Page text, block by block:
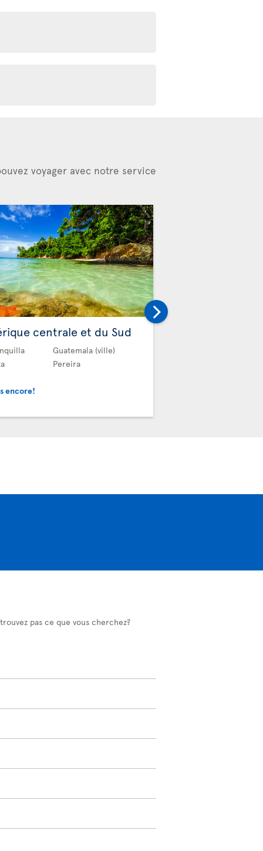
voyager avec notre service
centrale et du Sud
encore!
Guatemala (ville)
Pereira
pas ce que vous cherchez?